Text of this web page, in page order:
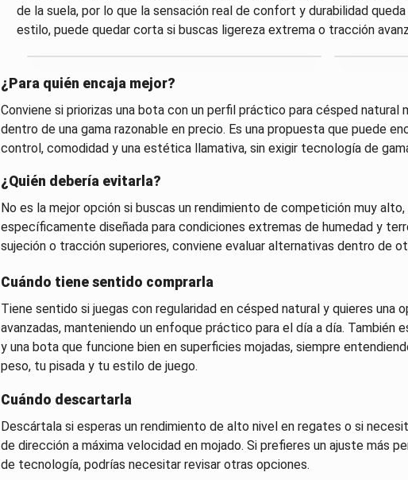
de la suela, por lo que la sensación real de confort y durabilidad
estilo, puede quedar corta si buscas ligereza extrema o tracción
¿Para quién encaja mejor?
Conviene si priorizas una bota con un perfil práctico para césped natural
dentro de una gama razonable en precio. Es una propuesta que puede
control, comodidad y una estética llamativa, sin exigir tecnología de
¿Quién debería evitarla?
No es la mejor opción si buscas un rendimiento de competición muy
específicamente diseñada para condiciones extremas de humedad y
sujeción o tracción superiores, conviene evaluar alternativas dentro de
Cuándo tiene sentido comprarla
Tiene sentido si juegas con regularidad en césped natural y quieres una
avanzadas, manteniendo un enfoque práctico para el día a día. También
y una bota que funcione bien en superficies mojadas, siempre
peso, tu pisada y tu estilo de juego.
Cuándo descartarla
Descártala si esperas un rendimiento de alto nivel en regates o si
de dirección a máxima velocidad en mojado. Si prefieres un ajuste más
de tecnología, podrías necesitar revisar otras opciones.